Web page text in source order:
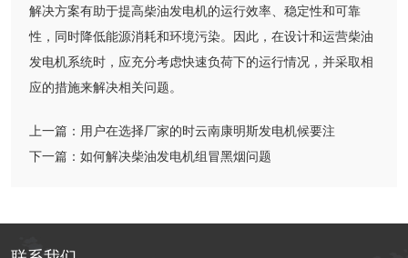
解决方案有助于提高柴油发电机的运行效率、稳定性和可靠
性，同时降低能源消耗和环境污染。因此，在设计和运营柴油
发电机系统时，应充分考虑快速负荷下的运行情况，并采取相
应的措施来解决相关问题。
上一篇： 用户在选择厂家的时云南康明斯发电机候要注
下一篇： 如何解决柴油发电机组冒黑烟问题